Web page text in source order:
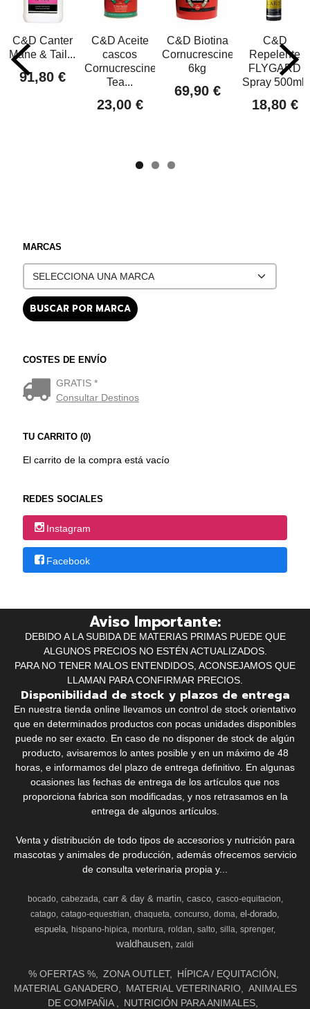
MARCAS
COSTES DE ENVÍO
GRATIS *
Consultar Destinos
TU CARRITO (0)
El carrito de la compra está vacío
REDES SOCIALES
Instagram
Facebook
C&D Canter
Mane & Tail...
91,80 €
C&D Aceite
cascos
Cornucrescine
Tea...
23,00 €
C&D Biotina
Cornucrescine
6kg
69,90 €
C&D
Repelente
FLYGARD
Spray 500ml.
18,80 €
Aviso Importante:
DEBIDO A LA SUBIDA DE MATERIAS PRIMAS PUEDE QUE
ALGUNOS PRECIOS NO ESTÉN ACTUALIZADOS.
PARA NO TENER MALOS ENTENDIDOS, ACONSEJAMOS QUE
LLAMAN PARA CONFIRMAR PRECIOS.
Disponibilidad de stock y plazos de entrega
En nuestra tienda online llevamos un control de stock orientativo
que en determinados productos con pocas unidades disponibles
puede no ser exacto. En caso de no disponer de stock de algún
producto, avisaremos lo antes posible y en un máximo de 48
horas, e informamos del plazo de entrega definitivo. En algunas
ocasiones las fechas de entrega de los artículos que nos
proporciona fabrica son modificadas, y nos retrasamos en la
entrega de algunos artículos.
Venta y distribución de todo tipos de accesorios y nutrición para
mascotas y animales de producción, además ofrecemos servicio
de consulta veterinaria propia y...
bocado cabezada carr & day & martin casco
casco-equitacion
catago catago-equestrian chaqueta concurso doma el-dorado
espuela
hispano-hipica montura roldan salto silla sprenger
waldhausen zaldi
% OFERTAS % ZONA OUTLET
HÍPICA / EQUITACIÓN
MATERIAL GANADERO
MATERIAL VETERINARIO
ANIMALES
DE COMPAÑIA
NUTRICIÓN PARA ANIMALES